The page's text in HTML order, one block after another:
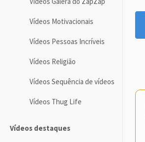
Vídeos Motivacionais
Vídeos Pessoas Incríveis
Vídeos Religião
Vídeos Sequência de vídeos
Vídeos Thug Life
Vídeos destaques